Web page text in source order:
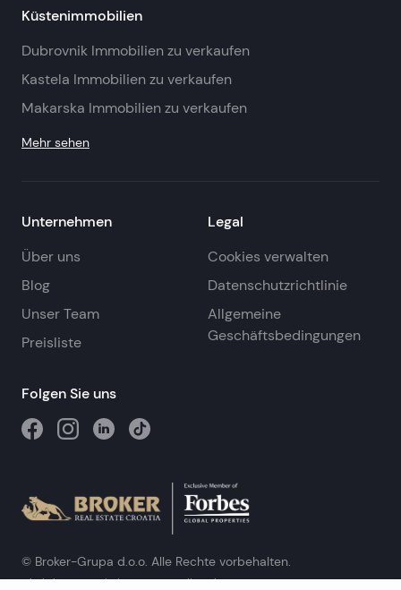
Küstenimmobilien
Dubrovnik Immobilien zu verkaufen
Kastela Immobilien zu verkaufen
Makarska Immobilien zu verkaufen
Mehr sehen
Unternehmen
Über uns
Blog
Unser Team
Preisliste
Legal
Cookies verwalten
Datenschutzrichtlinie
Allgemeine
Geschäftsbedingungen
Folgen Sie uns
© Broker-Grupa d.o.o. Alle Rechte vorbehalten.
Obala kneza Branimira 1, 21000 Split-Phone: +385 98 384 007